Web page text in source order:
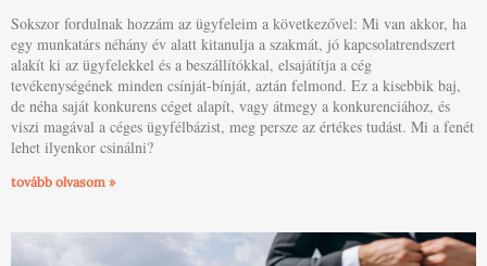
Sokszor fordulnak hozzám az ügyfeleim a következővel: Mi van akkor, ha
egy munkatárs néhány év alatt kitanulja a szakmát, jó kapcsolatrendszert
alakít ki az ügyfelekkel és a beszállítókkal, elsajátítja a cég
tevékenységének minden csínját-bínját, aztán felmond. Ez a kisebbik baj,
de néha saját konkurens céget alapít, vagy átmegy a konkurenciához, és
viszi magával a céges ügyfélbázist, meg persze az értékes tudást. Mi a fenét
lehet ilyenkor csinálni?
tovább olvasom »